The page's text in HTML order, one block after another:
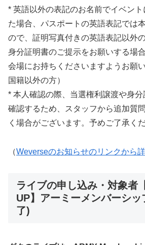
* 英語以外の表記のお名前でイベン
た場合、パスポートの英語表記では
ので、証明写真付きの英語表記以外
身分証明書のご提示をお願いする場
会場にお持ちくださいますようお願
国籍以外の方）
* 本人確認の際、当選権利譲渡や身
確認するため、スタッフから追加質
く場合がございます。予めご了承くだ
（Weverseのお知らせのリンクから
ライブの申し込み・対象者
UP】アーミーメンバーシ
了)